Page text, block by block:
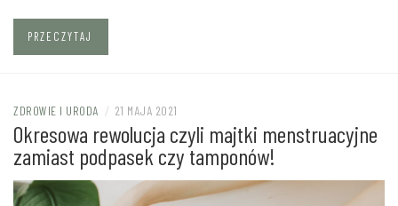
PRZECZYTAJ
ZDROWIE I URODA / 21 MAJA 2021
Okresowa rewolucja czyli majtki menstruacyjne
zamiast podpasek czy tamponów!